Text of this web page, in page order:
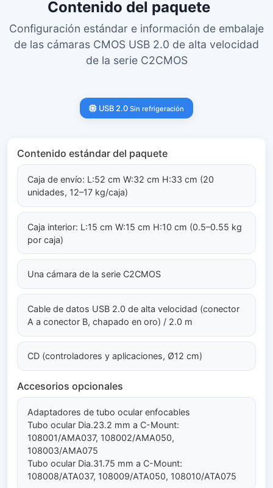
Contenido del paquete
Configuración estándar e información de embalaje
de las cámaras CMOS USB 2.0 de alta velocidad
de la serie C2CMOS
USB 2.0 Sin refrigeración
Contenido estándar del paquete
Caja de envío: L:52 cm W:32 cm H:33 cm (20
unidades, 12–17 kg/caja)
Caja interior: L:15 cm W:15 cm H:10 cm (0.5–0.55 kg
por caja)
Una cámara de la serie C2CMOS
Cable de datos USB 2.0 de alta velocidad (conector
A a conector B, chapado en oro) / 2.0 m
CD (controladores y aplicaciones, Ø12 cm)
Accesorios opcionales
Adaptadores de tubo ocular enfocables
Tubo ocular Dia.23.2 mm a C-Mount:
108001/AMA037, 108002/AMA050,
108003/AMA075
Tubo ocular Dia.31.75 mm a C-Mount:
108008/ATA037, 108009/ATA050, 108010/ATA075